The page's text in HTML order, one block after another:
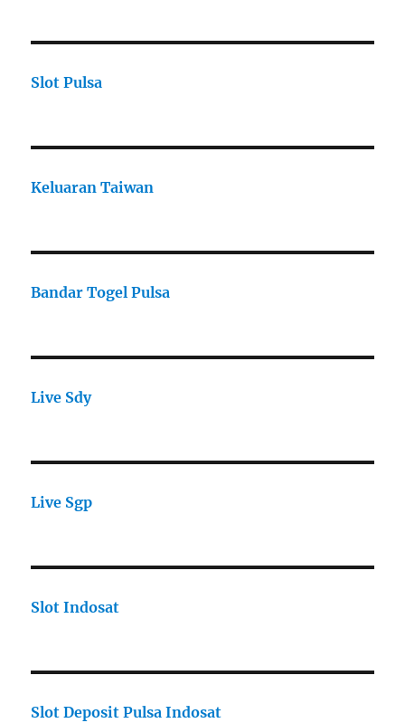
Slot Pulsa
Keluaran Taiwan
Bandar Togel Pulsa
Live Sdy
Live Sgp
Slot Indosat
Slot Deposit Pulsa Indosat